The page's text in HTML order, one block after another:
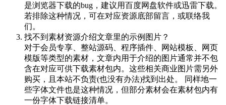
是浏览器下载的bug，建议用百度网盘软件或迅雷下载。
若排除这种情况，可在对应资源底部留言，或联络我
们。
找不到素材资源介绍文章里的示例图片？
对于会员专享、整站源码、程序插件、网站模板、网页
模版等类型的素材，文章内用于介绍的图片通常并不包
含在对应可供下载素材包内。这些相关商业图片需另外
购买，且本站不负责(也没有办法)找到出处。 同样地一
些字体文件也是这种情况，但部分素材会在素材包内有
一份字体下载链接清单。